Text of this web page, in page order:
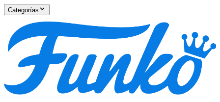
Categorías